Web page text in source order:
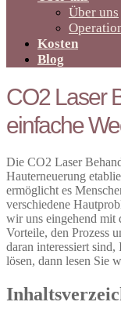
Über uns
Kosten
Blog
CO2 Laser
einfache
Die CO2 Laser
Hauterneuerung
ermöglicht es
verschiedene
wir uns eingehend mit
Vorteile, den Prozess
daran interessiert
lösen, dann lesen Sie